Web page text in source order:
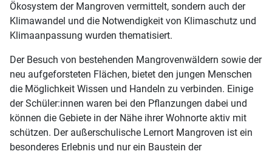
Ökosystem der Mangroven vermittelt, sondern auch der
Klimawandel und die Notwendigkeit von Klimaschutz und
Klimaanpassung wurden thematisiert.
Der Besuch von bestehenden Mangrovenwäldern sowie der
neu aufgeforsteten Flächen, bietet den jungen Menschen
die Möglichkeit Wissen und Handeln zu verbinden. Einige
der Schüler:innen waren bei den Pflanzungen dabei und
können die Gebiete in der Nähe ihrer Wohnorte aktiv mit
schützen. Der außerschulische Lernort Mangroven ist ein
besonderes Erlebnis und nur ein Baustein der